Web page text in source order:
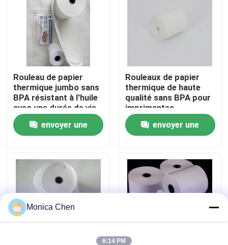
À propos de nous
Visite de l'usine
Contrôle de la qualité
Nous contacter
Petit pain enorme de papier thermosensible
Petit pain de papier thermosensible de position
Petit pain thermique de papier pour étiquettes
Rouleau de papier
thermique jumbo sans
BPA résistant à l'huile
avec une durée de vie
d'image de plus de 5
ans pour reçus de
point de vente
envoyer une
Rouleaux de papier
thermique de haute
qualité sans BPA pour
imprimantes
POS/ATM
envoyer une
Monica Chen
6:14 PM